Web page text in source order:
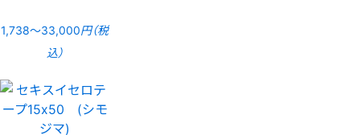
1,738〜33,000円（税
込）